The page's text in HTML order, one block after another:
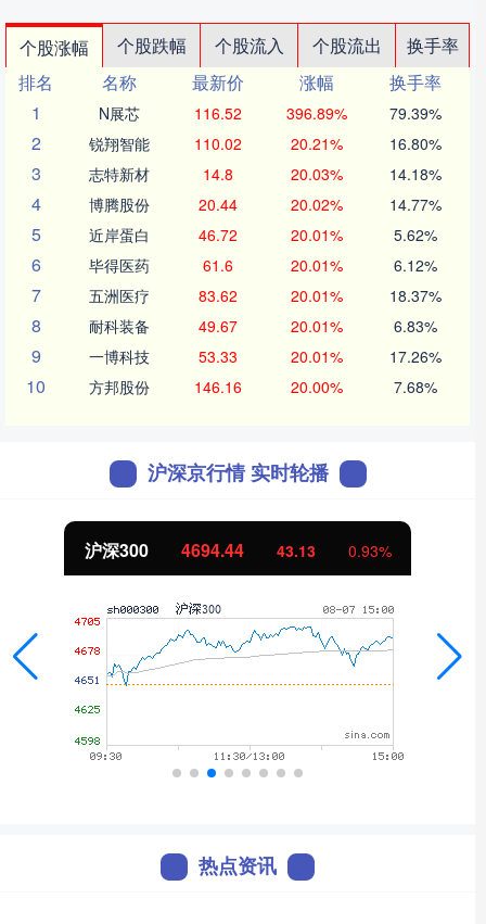
个股涨幅 个股跌幅 个股流入 个股流出
换手率
排名
名称 最新价 涨幅
换手率
1
N展芯 116.52 396.89% 79.39%
2 锐翔智能 110.02 20.21% 16.80%
3 志特新材 14.8 20.03% 14.18%
4 博腾股份 20.44 20.02% 14.77%
5 近岸蛋白 46.72 20.01% 5.62%
6 毕得医药 61.6 20.01% 6.12%
7 五洲医疗 83.62 20.01% 18.37%
8 耐科装备 49.67 20.01% 6.83%
9 一博科技 53.33 20.01% 17.26%
10 方邦股份 146.16 20.00% 7.68%
沪深京行情 实时轮播
北证50 1134.24 11.37 1.01%
热点资讯